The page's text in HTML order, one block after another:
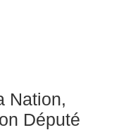
Nation,
Député